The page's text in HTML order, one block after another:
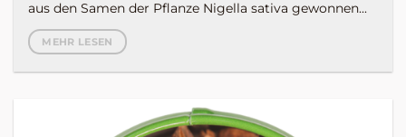
aus den Samen der Pflanze Nigella sativa gewonnen...
MEHR LESEN